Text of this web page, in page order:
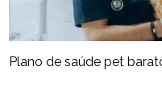
Plano de saúde pet